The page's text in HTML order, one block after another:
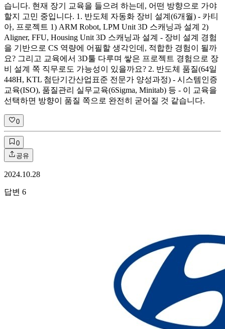
습니다. 현재 장기 교육을 들으려 하는데, 어떤 방향으로 가야
할지 고민 중입니다. 1. 반도체 자동화 장비 설계(6개월) - 카티
아, 프로젝트 1) ARM Robot, LPM Unit 3D 스캐닝과 설계 2)
Aligner, FFU, Housing Unit 3D 스캐닝과 설계 - 장비 설계 경험
을 기반으로 CS 역량에 어필할 생각인데, 적합한 경험이 될까
요? 그리고 교육에서 3D툴 다루며 쌓은 프로젝트 경험으로 장
비 설계 쪽 직무로도 가능성이 있을까요? 2. 반도체 품질(64일
448H, KTL 첨단기간산업표준 전문가 양성과정) - 시스템인증
교육(ISO), 품질관리 실무교육(6Sigma, Minitab) 등 - 이 교육을
선택하면 방향이 품질 쪽으로 완전히 굳어질 것 같습니다.
0
0
공유
2024.10.28
답변 6